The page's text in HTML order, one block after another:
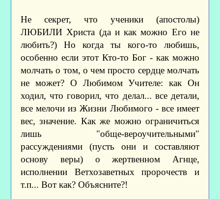
Не секрет, что ученики (апостолы)
ЛЮБИЛИ Христа (да и как можно Его не
любить?) Но когда ты кого-то любишь,
особенно если этот Кто-то Бог - как можно
молчать о том, о чем просто сердце молчать
не может? О Любимом Учителе: как Он
ходил, что говорил, что делал... все детали,
все мелочи из Жизни Любимого - все имеет
вес, значение. Как же можно ограничиться
лишь "обще-вероучительными"
рассуждениями (пусть они и составляют
основу веры) о жертвенном Агнце,
исполнении Ветхозаветных пророчеств и
т.п... Вот как? Объясните?!